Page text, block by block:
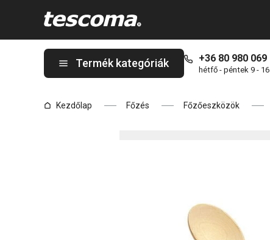
Termék kategóriák +36 80 980 069
hétfő - péntek 9 - 16
Kezdőlap Főzés Főzőeszközök